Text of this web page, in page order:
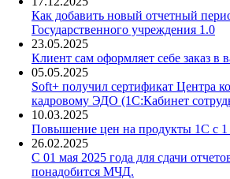
Как добавить новый отчетный
Государственного учреждения 1.0
23.05.2025
Клиент сам оформляет себе заказ в
05.05.2025
Soft+ получил сертификат Центра
кадровому ЭДО (1С:Кабинет
10.03.2025
Повышение цен на продукты 1С с 1
26.02.2025
С 01 мая 2025 года для сдачи
понадобится МЧД.